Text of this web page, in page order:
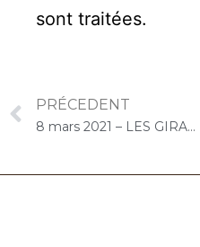
sont traitées.
PRÉCEDENT
8 mars 2021 – LES GIRANDIERES (Morangis) : Atelier « Chantons Ensemble » Les femmes